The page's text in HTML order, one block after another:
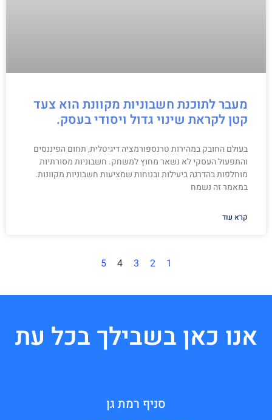
מעבר לתוכנת חשבוניות מקוונת הוא צעד
קטן לקראת שינוי גדול ויסודי בעסק.
בעולם החובק במהירות טרנספורמציה דיגיטלית, תחום הפיננסים
והתפעול העסקי לא נשאר מחוץ למשחק. חשבוניות מסורתיות
מוחלפות בהדרגה ביעילות ובנוחות שמציעות חשבוניות מקוונות.
במאמר זה נשמח
קרא עוד
1
2
3
4
5
אנו כאן בשבילך בכל עת
סניף רמת גן